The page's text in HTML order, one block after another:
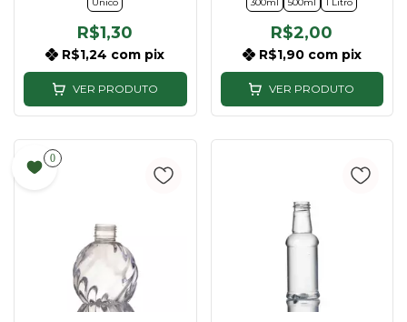
R$1,30
R$1,24 com pix
VER PRODUTO
R$2,00
R$1,90 com pix
VER PRODUTO
0